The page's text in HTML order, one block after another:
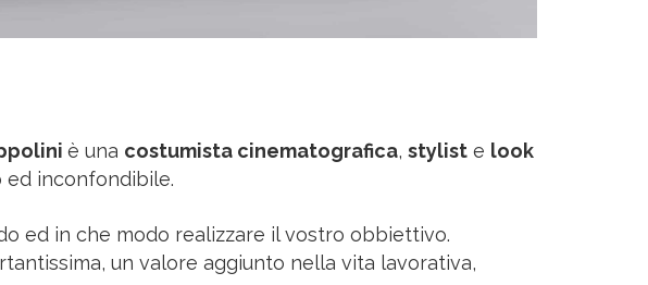
è una costumista cinematografica, stylist e look
ed inconfondibile.
ed in che modo realizzare il vostro obbiettivo.
un valore aggiunto nella vita lavorativa,